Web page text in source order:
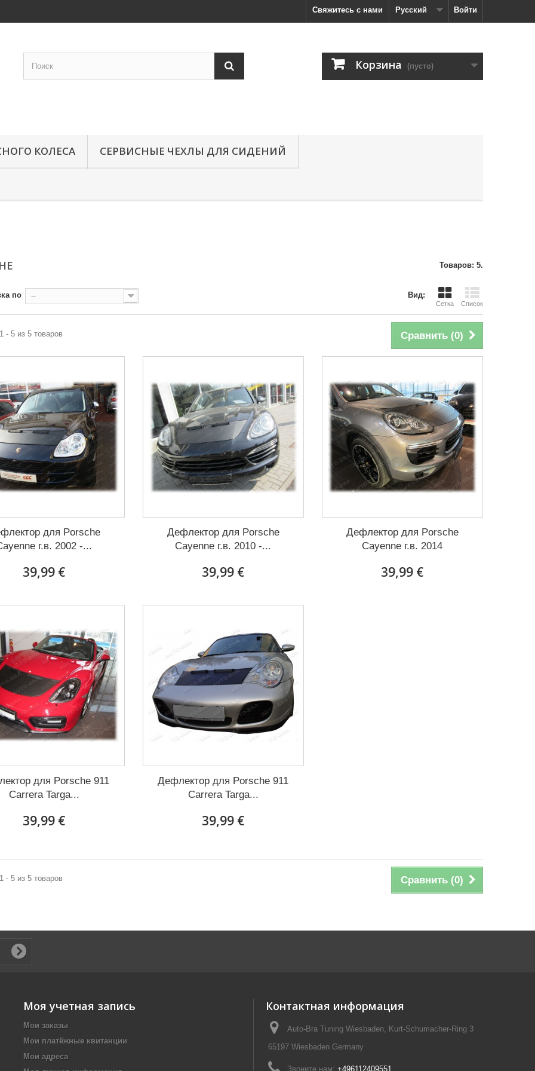
Войти
Русский
Свяжитесь с нами
Корзина (пусто)
КОЛЕСА СЕРВИСНЫЕ ЧЕХЛЫ ДЛЯ СИДЕНИЙ
Товаров: 5.
Вид:
Сетка Список
по --
Сравнить (0)
- 5 из 5 товаров
для Porsche
г.в. 2002 -...
39,99 €
Дефлектор для Porsche
Cayenne г.в. 2010 -...
39,99 €
Дефлектор для Porsche
Cayenne г.в. 2014
39,99 €
для Porsche 911
Carrera Targa...
39,99 €
Дефлектор для Porsche 911
Carrera Targa...
39,99 €
Сравнить (0)
- 5 из 5 товаров
Моя учетная запись
Мои заказы
Мои платёжные квитанции
Мои адреса
Контактная информация
Auto-Bra Tuning Wiesbaden, Kurt-Schumacher-Ring 3
65197 Wiesbaden Germany
Звоните нам: +496112409551